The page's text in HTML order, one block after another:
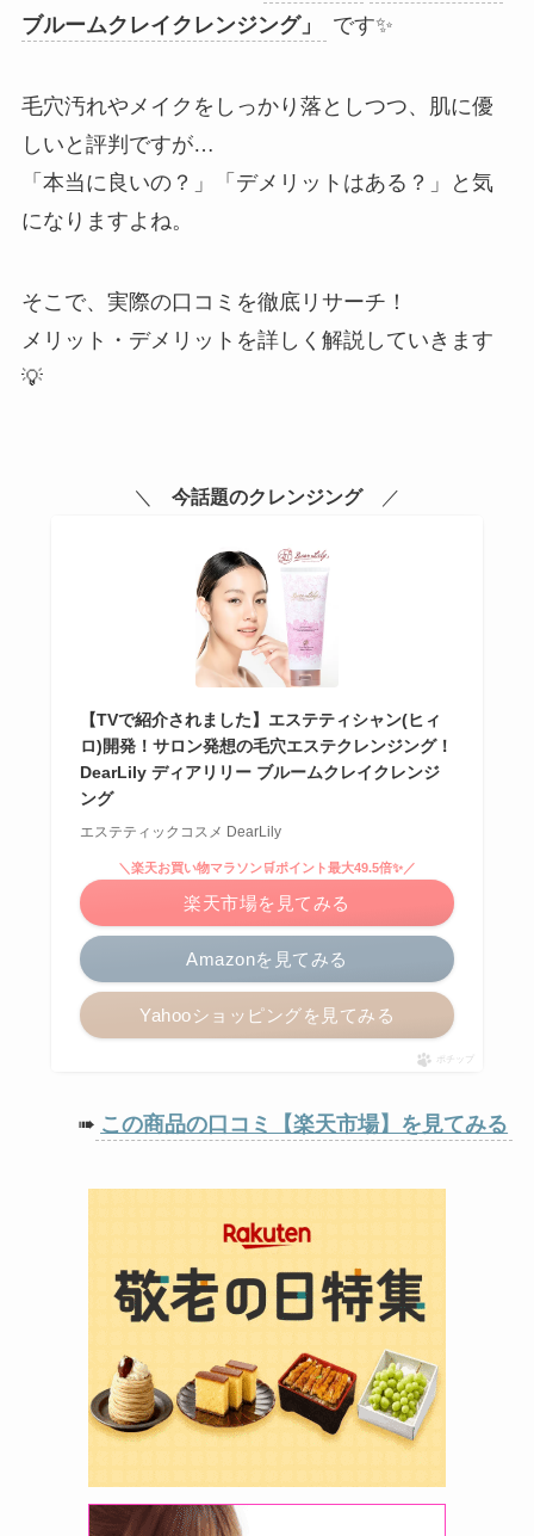
ブルームクレイクレンジング」
です✨
毛穴汚れやメイクをしっかり落としつつ、肌に優
しいと評判ですが…
「本当に良いの？」「デメリットはある？」と気
になりますよね。
そこで、実際の口コミを徹底リサーチ！
メリット・デメリットを詳しく解説していきます
💡
＼ 今話題のクレンジング／
【TVで紹介されました】エステティシャン(ヒィ
ロ)開発！サロン発想の毛穴エステクレンジング！
DearLily ディアリリー ブルームクレイクレンジ
ング
エステティックコスメ DearLily
Amazonを見てみる
＼楽天お買い物マラソン🛒ポイント最大49.5倍✨／
楽天市場を見てみる
Yahooショッピングを見てみる
ポチップ
➠ この商品の口コミ【楽天市場】を見てみる